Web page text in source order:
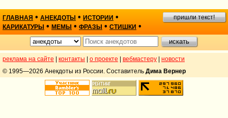
ГЛАВНАЯ • АНЕКДОТЫ • ИСТОРИИ •
КАРИКАТУРЫ • МЕМЫ • ФРАЗЫ • СТИШКИ •
пришли текст!
реклама на сайте контакты о проекте вебмастеру
новости
© 1995—2026 Анекдоты из России. Составитель Дима Вернер